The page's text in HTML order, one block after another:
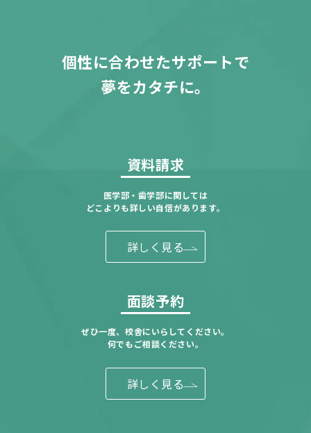
個性に合わせたサポートで
夢をカタチに。
資料請求
医学部・歯学部に関しては
どこよりも詳しい自信があります。
詳しく見る
面談予約
ぜひ一度、校舎にいらしてください。
何でもご相談ください。
詳しく見る